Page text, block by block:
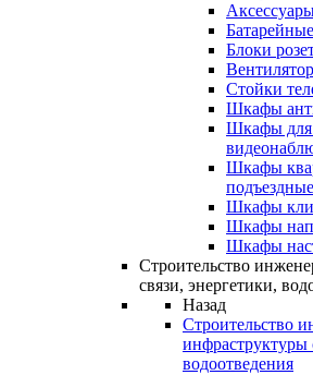
Блоки
Стойки
Шкафы
Шкафы для
Шкафы
подъездные
Шкафы
Шкафы
Шкафы
Строительство
связи, энергетики,
Назад
Строительство
инфраструктуры
водоотведения